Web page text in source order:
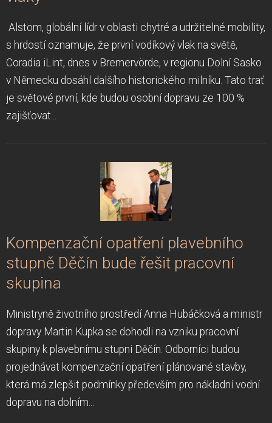
Alstom, globální lídr v oblasti chytré a udržitelné mobility,
s hrdostí oznamuje, že první vodíkový vlak na světě,
Coradia iLint, dnes v Bremervörde, v regionu Dolní Sasko
v Německu dosáhl dalšího historického milníku. Tato trať
je světové první, kde budou osobní dopravu ze 100 %
zajišťovat...
Kompenzační opatření plavebního
stupně Děčín bude řešit pracovní
skupina
Ministryně životního prostředí Anna Hubáčková a ministr
dopravy Martin Kupka se dohodli na vzniku pracovní
skupiny k plavebnímu stupni Děčín. Odborníci budou
projednávat kompenzační opatření plánované stavby,
která má zlepšit podmínky především pro nákladní vodní
dopravu na dolním...